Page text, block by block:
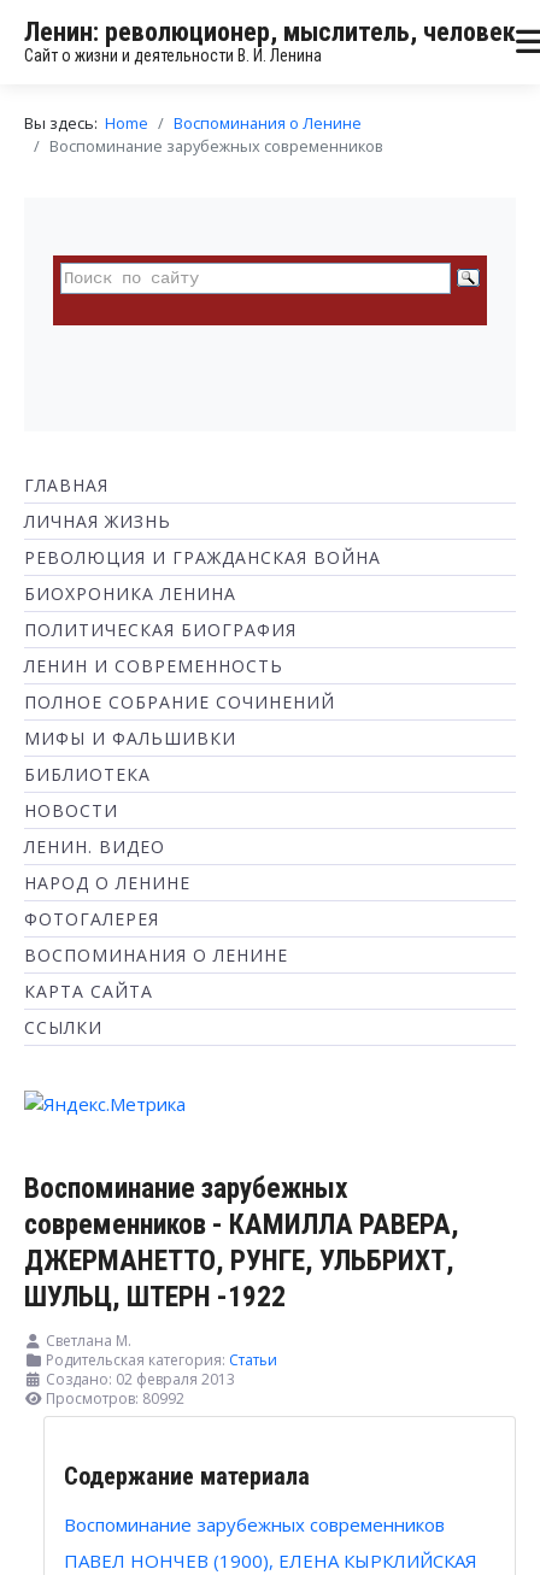
Ленин: революционер, мыслитель, человек
Сайт о жизни и деятельности В. И. Ленина
Вы здесь: Home
Воспоминания о Ленине
Воспоминание зарубежных современников
ГЛАВНАЯ
ЛИЧНАЯ ЖИЗНЬ
РЕВОЛЮЦИЯ И ГРАЖДАНСКАЯ ВОЙНА
БИОХРОНИКА ЛЕНИНА
ПОЛИТИЧЕСКАЯ БИОГРАФИЯ
ЛЕНИН И СОВРЕМЕННОСТЬ
ПОЛНОЕ СОБРАНИЕ СОЧИНЕНИЙ
МИФЫ И ФАЛЬШИВКИ
БИБЛИОТЕКА
НОВОСТИ
ЛЕНИН. ВИДЕО
НАРОД О ЛЕНИНЕ
ФОТОГАЛЕРЕЯ
ВОСПОМИНАНИЯ О ЛЕНИНЕ
КАРТА САЙТА
ССЫЛКИ
Воспоминание зарубежных
современников - КАМИЛЛА РАВЕРА,
ДЖЕРМАНЕТТО, РУНГЕ, УЛЬБРИХТ,
ШУЛЬЦ, ШТЕРН -1922
Светлана М.
Родительская категория: Статьи
Создано: 02 февраля 2013
Просмотров: 80992
Содержание материала
Воспоминание зарубежных современников
ПАВЕЛ НОНЧЕВ (1900), ЕЛЕНА КЫРКЛИЙСКАЯ